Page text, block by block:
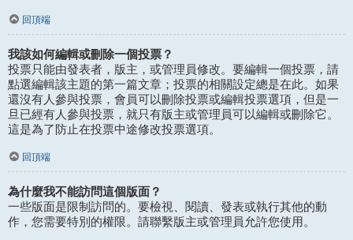
回頂端
我該如何編輯或刪除一個投票？
投票只能由發表者，版主，或管理員修改。要編輯一個投票，請
點選編輯該主題的第一篇文章；投票的相關設定總是在此。如果
還沒有人參與投票，會員可以刪除投票或編輯投票選項，但是一
旦已經有人參與投票，就只有版主或管理員可以編輯或刪除它。
這是為了防止在投票中途修改投票選項。
回頂端
為什麼我不能訪問這個版面？
一些版面是限制訪問的。要檢視、閱讀、發表或執行其他的動
作，您需要特別的權限。請聯繫版主或管理員允許您使用。